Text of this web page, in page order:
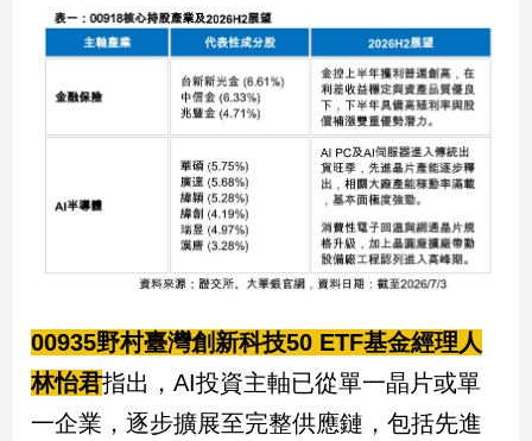
娛
時
追
星
00935野村臺灣創新科技50 ETF基金經理人
林怡君指出，AI投資主軸已從單一晶片或單
一企業，逐步擴展至完整供應鏈，包括先進